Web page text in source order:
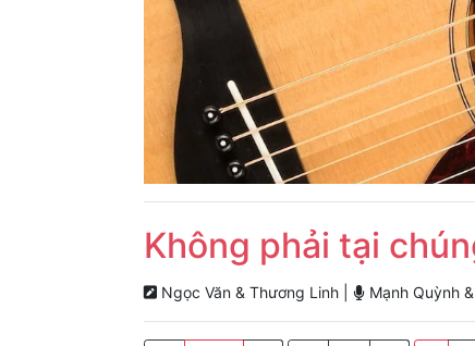
Không phải tại
Ngọc Văn & Thương Linh | Mạnh Quỳnh